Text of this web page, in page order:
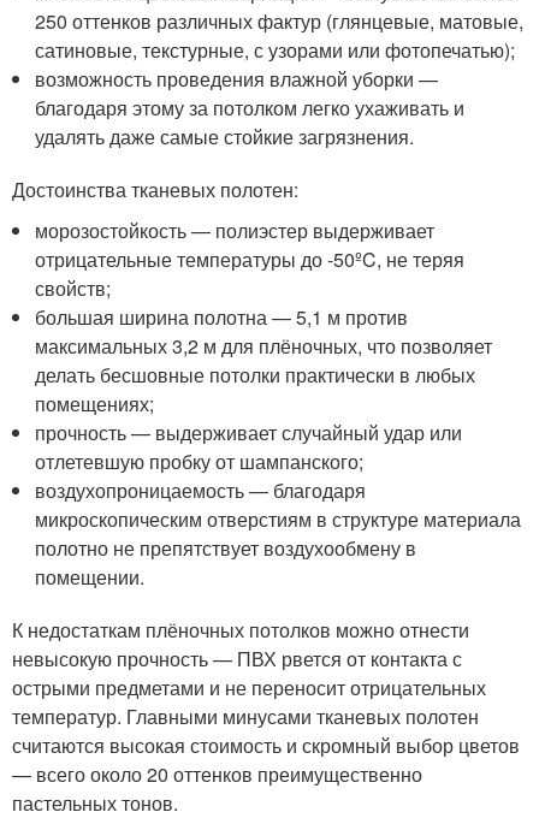
250 оттенков различных фактур (глянцевые, матовые,
сатиновые, текстурные, с узорами или фотопечатью);
возможность проведения влажной уборки —
благодаря этому за потолком легко ухаживать и
удалять даже самые стойкие загрязнения.
Достоинства тканевых полотен:
морозостойкость — полиэстер выдерживает
отрицательные температуры до -50ºC, не теряя
свойств;
большая ширина полотна — 5,1 м против
максимальных 3,2 м для плёночных, что позволяет
делать бесшовные потолки практически в любых
помещениях;
прочность — выдерживает случайный удар или
отлетевшую пробку от шампанского;
воздухопроницаемость — благодаря
микроскопическим отверстиям в структуре материала
полотно не препятствует воздухообмену в
помещении.
К недостаткам плёночных потолков можно отнести
невысокую прочность — ПВХ рвется от контакта с
острыми предметами и не переносит отрицательных
температур. Главными минусами тканевых полотен
считаются высокая стоимость и скромный выбор цветов
— всего около 20 оттенков преимущественно
пастельных тонов.